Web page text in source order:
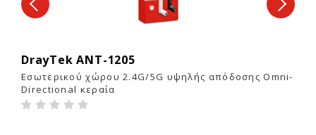
DrayTek ANT-1205
Εσωτερικού χώρου 2.4G/5G υψηλής απόδοσης Omni-
Directional κεραία